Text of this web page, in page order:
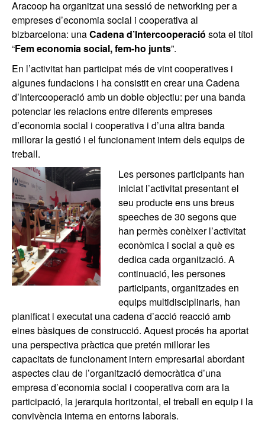
Aracoop ha organitzat una sessió de networking per a
empreses d’economia social i cooperativa al
bizbarcelona: unaCadena d’Intercooperació sota el títol
“Fem economia social, fem-ho junts”.
En l’activitat han participat més de vint cooperatives i
algunes fundacions i ha consistit en crear una Cadena
d’Intercooperació amb un doble objectiu: per una banda
potenciar les relacions entre diferents empreses
d’economia social i cooperativa i d’una altra banda
millorar la gestió i el funcionament intern dels equips de
treball.
Les persones participants han
iniciat l’activitat presentant el
seu producte ens uns breus
speeches de 30 segons que
han permès conèixer l’activitat
econòmica i social a què es
dedica cada organització. A
continuació, les persones
participants, organitzades en
equips multidisciplinaris, han
planificat i executat una cadena d’acció reacció amb
eines bàsiques de construcció. Aquest procés ha aportat
una perspectiva pràctica que pretén millorar les
capacitats de funcionament intern empresarial abordant
aspectes clau de l’organització democràtica d’una
empresa d’economia social i cooperativa com ara la
participació, la jerarquia horitzontal, el treball en equip i la
convivència interna en entorns laborals.